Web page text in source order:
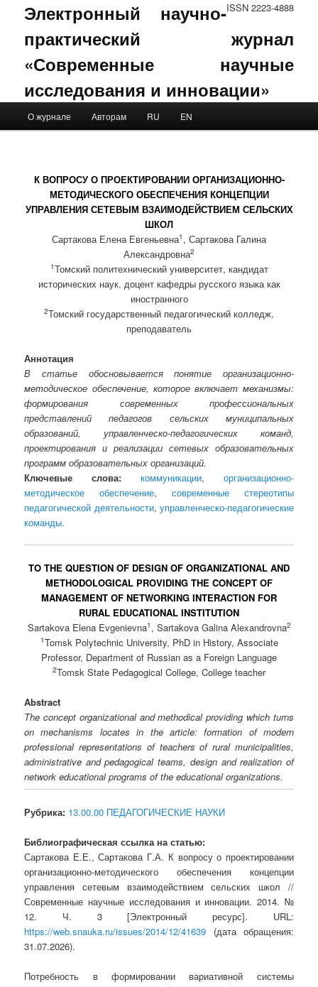
ISSN 2223-4888
Электронный научно-
практический журнал
«Современные научные
исследования и инновации»
Skip to primary content
Skip to secondary content
О журнале Авторам RU EN
К ВОПРОСУ О ПРОЕКТИРОВАНИИ ОРГАНИЗАЦИОННО-
МЕТОДИЧЕСКОГО ОБЕСПЕЧЕНИЯ КОНЦЕПЦИИ
УПРАВЛЕНИЯ СЕТЕВЫМ ВЗАИМОДЕЙСТВИЕМ СЕЛЬСКИХ
ШКОЛ
Сартакова Елена Евгеньевна1 , Сартакова Галина
Александровна2
1Томский политехнический университет, кандидат
исторических наук, доцент кафедры русского языка как
иностранного
2Томский государственный педагогический колледж,
преподаватель
Аннотация
В статье обосновывается понятие организационно-
методическое обеспечение, которое включает механизмы:
формирования современных профессиональных
представлений педагогов сельских муниципальных
образований, управленческо-педагогических команд,
проектирования и реализации сетевых образовательных
программ образовательных организаций.
Ключевые слова:
коммуникации, организационно-
методическое обеспечение, современные стереотипы
педагогической деятельности, управленческо-педагогические
команды.
TO THE QUESTION OF DESIGN OF ORGANIZATIONAL AND
METHODOLOGICAL PROVIDING THE CONCEPT OF
MANAGEMENT OF NETWORKING INTERACTION FOR
RURAL EDUCATIONAL INSTITUTION
Sartakova Elena Evgenievna1 , Sartakova Galina Alexandrovna2
1Tomsk Polytechnic University, PhD in History, Associate
Professor, Department of Russian as a Foreign Language
2Tomsk State Pedagogical College, College teacher
Abstract
The concept organizational and methodical providing which turns
on mechanisms locates in the article: formation of modern
professional representations of teachers of rural municipalities,
administrative and pedagogical teams, design and realization of
network educational programs of the educational organizations.
Рубрика: 13.00.00 ПЕДАГОГИЧЕСКИЕ НАУКИ
Библиографическая ссылка на статью:
Сартакова Е.Е., Сартакова Г.А. К вопросу о проектировании
организационно-методического обеспечения концепции
управления сетевым взаимодействием сельских школ //
Современные научные исследования и инновации. 2014. №
12. Ч. 3 [Электронный ресурс]. URL:
https://web.snauka.ru/issues/2014/12/41639 (дата обращения:
31.07.2026).
Потребность в формировании вариативной системы